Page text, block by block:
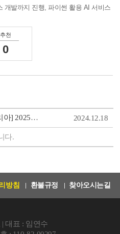
개발까지 진행, 파이썬 활용 AI 서비스
추천
0
[세이가쿠샤코리아] 2025년 제2기 AI 인재양성 일본취업스쿨 모집 2024.12.18
다.
방침 환불규정 찾아오시는길
대표 : 임연수